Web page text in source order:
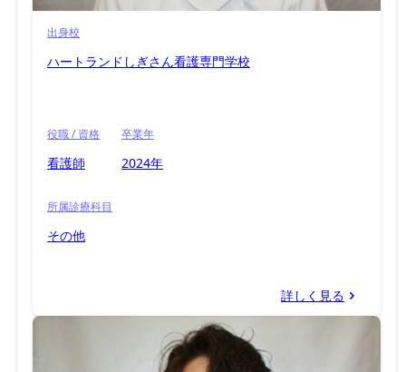
出身校
ハートランドしぎさん看護専門学校
役職 / 資格
看護師
卒業年
2024年
所属診療科目
その他
詳しく見る